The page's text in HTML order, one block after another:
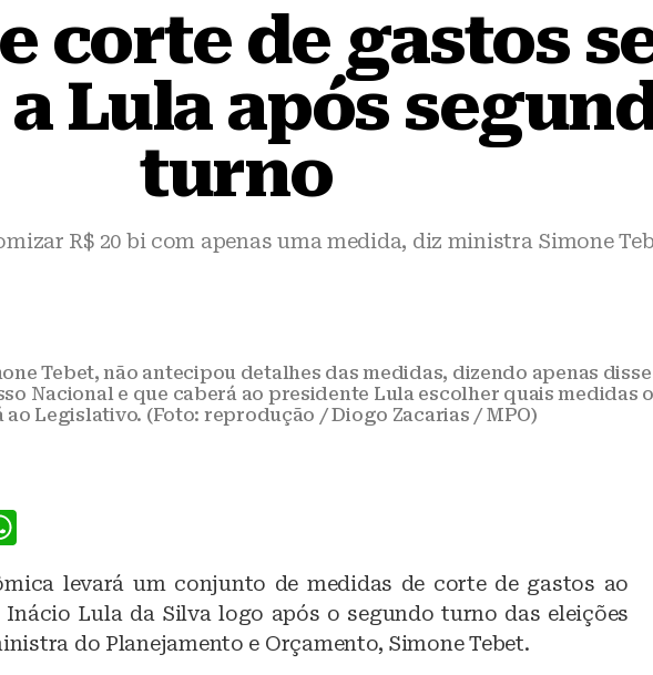
corte de gastos
Lula após
turno
R$ 20 bi com apenas uma medida, diz ministra Simone
Tebet, não antecipou detalhes das medidas, dizendo apenas
Nacional e que caberá ao presidente Lula escolher quais medidas
ao Legislativo. (Foto: reprodução / Diogo Zacarias / MPO)
at
s
levará um conjunto de medidas de corte de gastos ao
Inácio Lula da Silva logo após o segundo turno das eleições
do Planejamento e Orçamento, Simone Tebet.